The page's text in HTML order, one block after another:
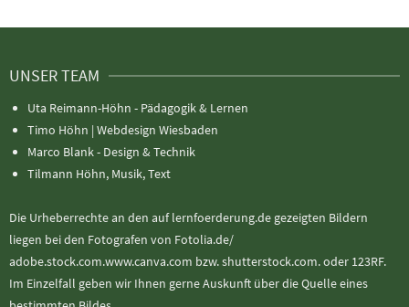
UNSER TEAM
Uta Reimann-Höhn - Pädagogik & Lernen
Timo Höhn | Webdesign Wiesbaden
Marco Blank - Design & Technik
Tilmann Höhn, Musik, Text
Die Urheberrechte an den auf lernfoerderung.de gezeigten Bildern
liegen bei den Fotografen von Fotolia.de/
adobe.stock.com.www.canva.com bzw. shutterstock.com. oder 123RF.
Im Einzelfall geben wir Ihnen gerne Auskunft über die Quelle eines